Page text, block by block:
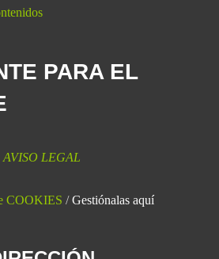
PARA EL
AVISO LEGAL
COOKIES /Gestiónalas aquí